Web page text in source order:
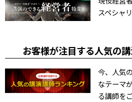
スペシャ
お客様が注目する人気の
今、人気
なテーマ
る講師を